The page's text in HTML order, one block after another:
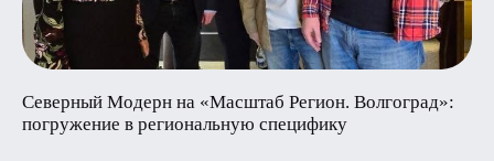
Северный Модерн на «Масштаб Регион. Волгоград»:
погружение в региональную специфику